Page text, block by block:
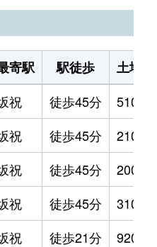
寄駅 駅徒歩
土地
祝 徒歩45分
510m²
祝 徒歩45分
210m²
祝 徒歩45分
200m²
祝 徒歩45分
310m²
祝 徒歩21分 920m²